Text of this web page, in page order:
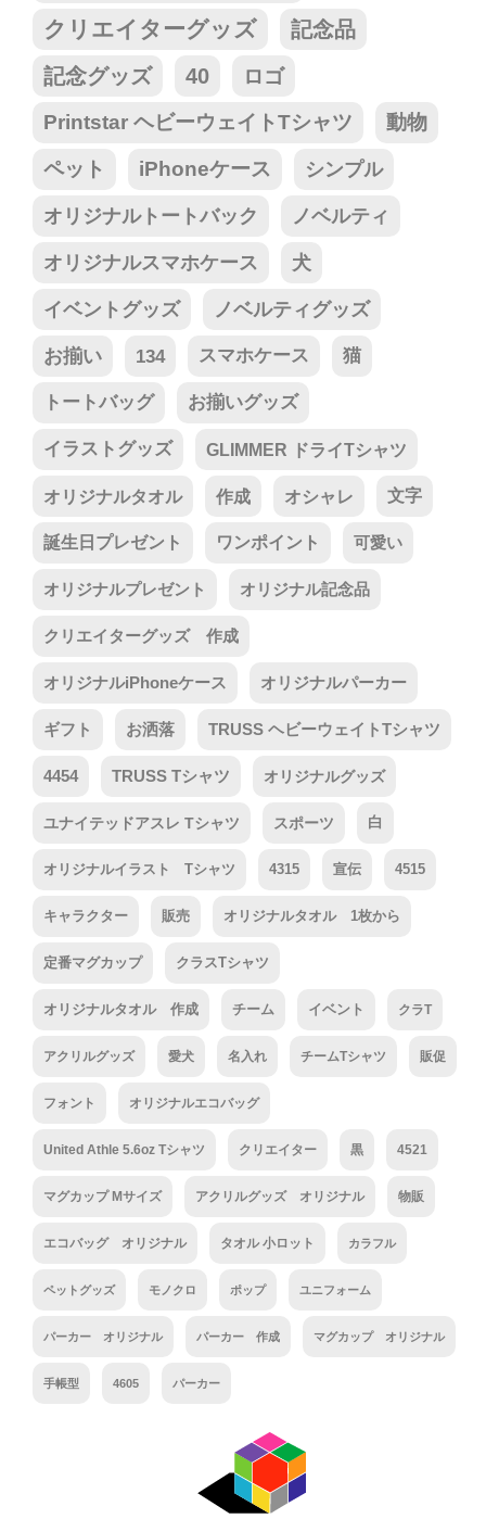
クリエイターグッズ
記念品
記念グッズ
40 ロゴ
Printstar ヘビーウェイトTシャツ 動物
ペット iPhoneケース シンプル
オリジナルトートバック ノベルティ
オリジナルスマホケース 犬
イベントグッズ ノベルティグッズ
お揃い 134 スマホケース 猫
トートバッグ お揃いグッズ
イラストグッズ GLIMMER ドライTシャツ
オリジナルタオル 作成 オシャレ 文字
誕生日プレゼント ワンポイント 可愛い
オリジナルプレゼント オリジナル記念品
クリエイターグッズ 作成
オリジナルiPhoneケース オリジナルパーカー
ギフト お洒落 TRUSS ヘビーウェイトTシャツ
4454 TRUSS Tシャツ オリジナルグッズ
ユナイテッドアスレ Tシャツ スポーツ 白
オリジナルイラスト Tシャツ 4315 宣伝 4515
キャラクター 販売 オリジナルタオル 1枚から
定番マグカップ クラスTシャツ
オリジナルタオル 作成 チーム イベント クラT
アクリルグッズ 愛犬 名入れ チームTシャツ 販促
フォント オリジナルエコバッグ
United Athle 5.6oz Tシャツ クリエイター 黒 4521
マグカップ Mサイズ アクリルグッズ オリジナル 物販
エコバッグ オリジナル タオル 小ロット カラフル
ペットグッズ モノクロ ポップ ユニフォーム
パーカー オリジナル パーカー 作成 マグカップ オリジナル
手帳型 4605 パーカー